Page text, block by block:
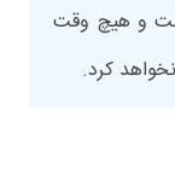
است و هیچ وقت
کرد.